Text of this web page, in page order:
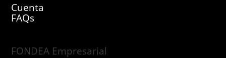
Cuenta
FAQs
FONDEA Empresarial